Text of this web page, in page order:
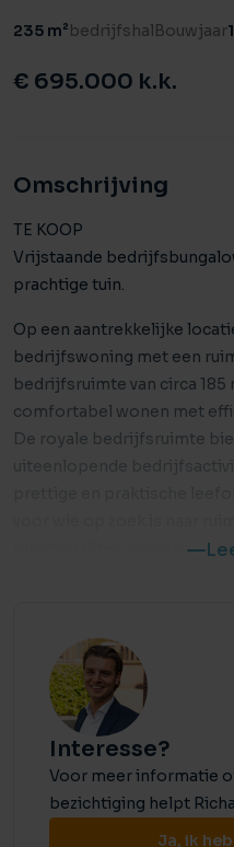
235 m²bedrijfshalBouwjaar
€ 695.000 k.k.
Omschrijving
TE KOOP
Vrijstaande
prachtige tuin.
Op een aantrekkelijke
bedrijfswoning met een
bedrijfsruimte van circa
comfortabel wonen met
De royale bedrijfsruimte
functionaliteit op één adres.
nabijheid bevinden zich
verbindingen bieden naar
Eindhoven, Helmond en
Ook met het openbaar
ontsloten, met bushaltes
korte afstand.
Daarnaast zijn diverse
en andere dagelijkse
Interesse?
Voor meer informatie
bezichtiging helpt
Ja, ik